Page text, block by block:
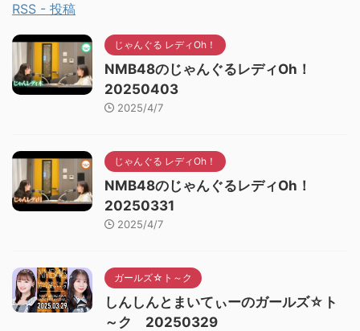
RSS - 投稿
じゃんぐる レディOh！
NMB48のじゃんぐるレディOh！
20250403
2025/4/7
じゃんぐる レディOh！
NMB48のじゃんぐるレディOh！
20250331
2025/4/7
ガールズ☆ト～ク
しんしんとまいてぃーのガールズ☆ト
～ク 20250329